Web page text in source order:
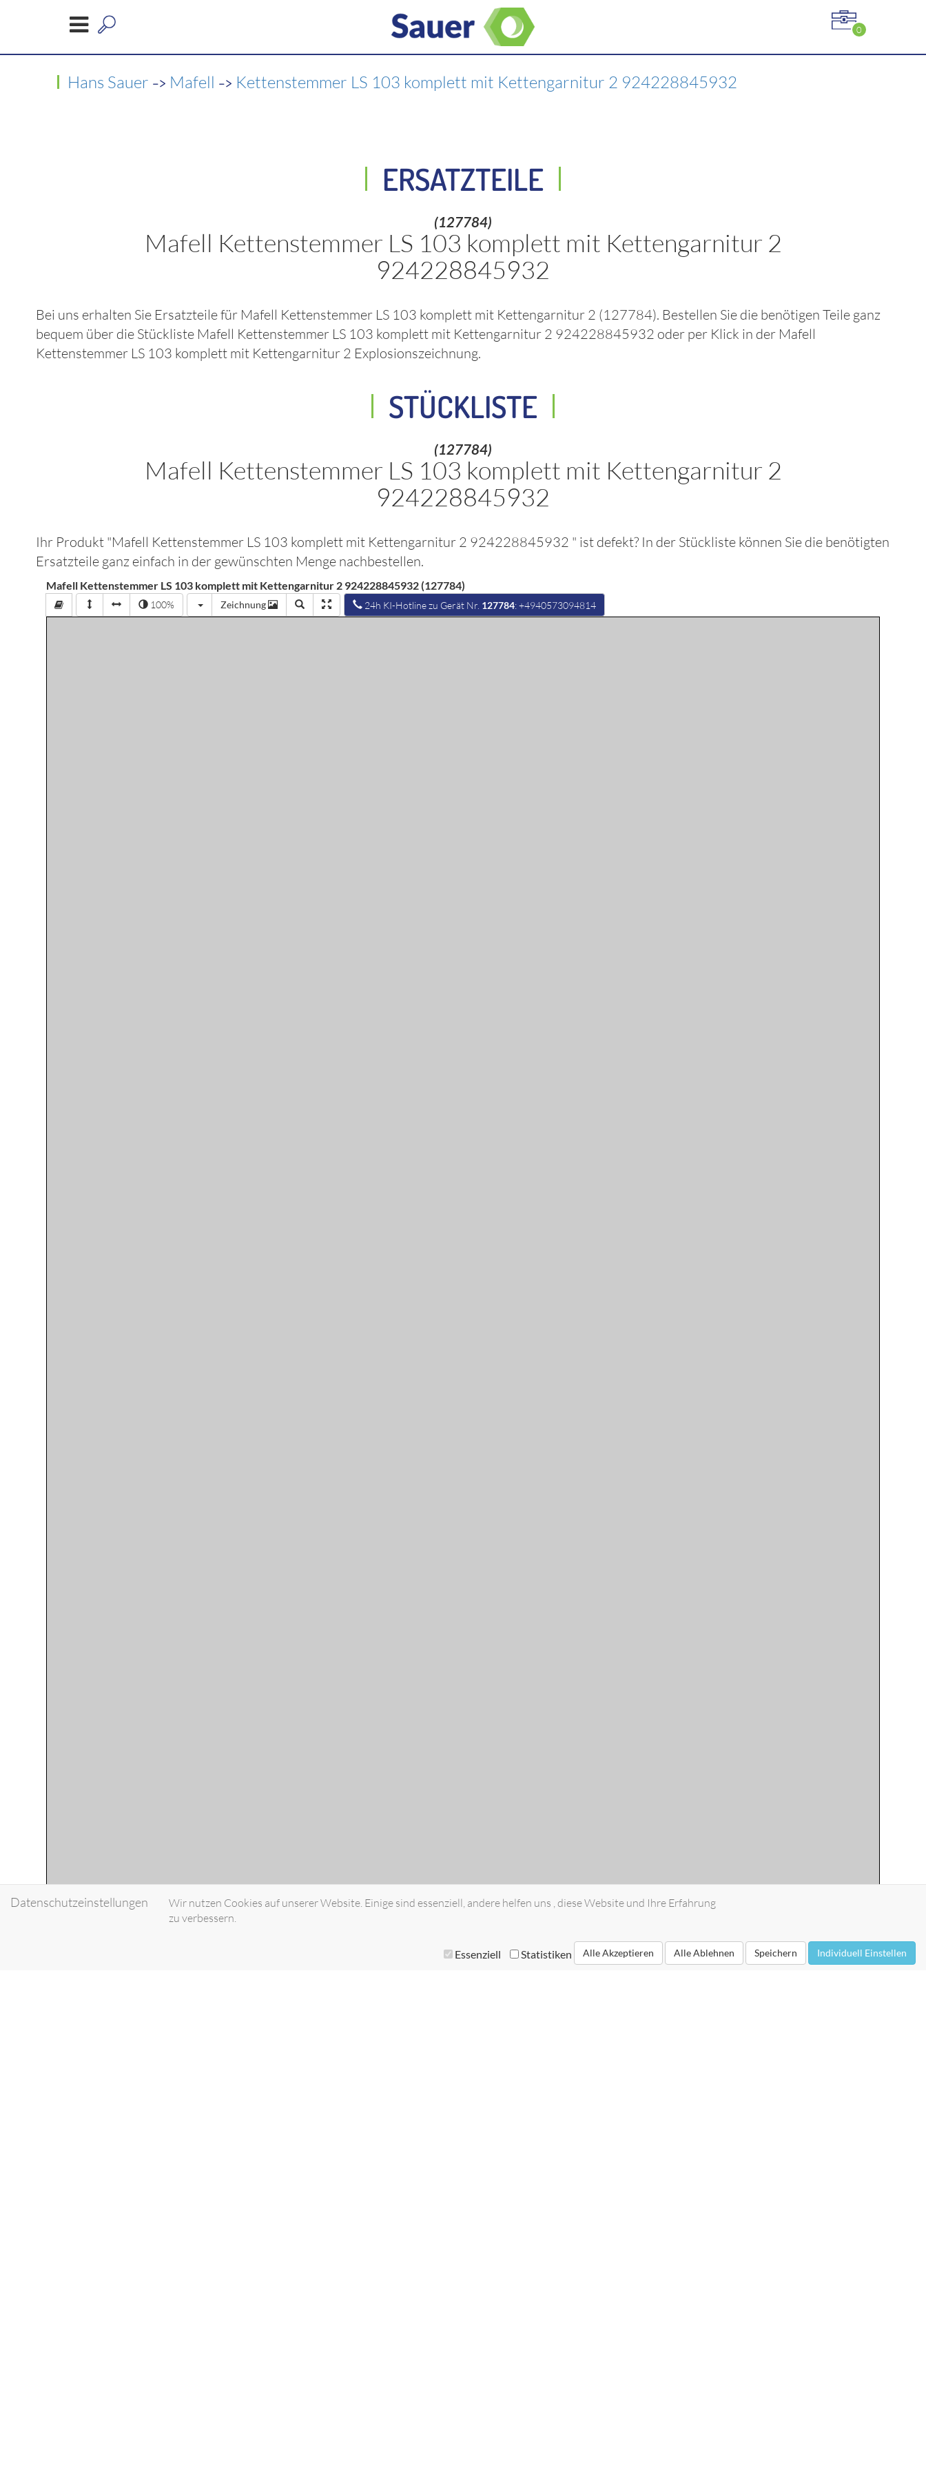
0
Hans Sauer -> Mafell -> Kettenstemmer LS 103 komplett mit Kettengarnitur 2 924228845932
ERSATZTEILE
(127784)
Mafell Kettenstemmer LS 103 komplett mit Kettengarnitur 2
924228845932
Bei uns erhalten Sie Ersatzteile für Mafell Kettenstemmer LS 103 komplett mit Kettengarnitur 2 (127784). Bestellen Sie die benötigen Teile ganz
bequem über die Stückliste Mafell Kettenstemmer LS 103 komplett mit Kettengarnitur 2 924228845932 oder per Klick in der Mafell
Kettenstemmer LS 103 komplett mit Kettengarnitur 2 Explosionszeichnung.
STÜCKLISTE
(127784)
Mafell Kettenstemmer LS 103 komplett mit Kettengarnitur 2
924228845932
Ihr Produkt "Mafell Kettenstemmer LS 103 komplett mit Kettengarnitur 2 924228845932 " ist defekt? In der Stückliste können Sie die benötigten
Ersatzteile ganz einfach in der gewünschten Menge nachbestellen.
Mafell Kettenstemmer LS 103 komplett mit Kettengarnitur 2 924228845932 (127784)
100% Zeichnung 24h KI-Hotline zu Gerät Nr. 127784: +4940573094814
Datenschutzeinstellungen
Wir nutzen Cookies auf unserer Website. Einige sind essenziell, andere helfen uns , diese Website und Ihre Erfahrung
zu verbessern.
Essenziell Statistiken Alle Akzeptieren Alle Ablehnen Speichern Individuell Einstellen